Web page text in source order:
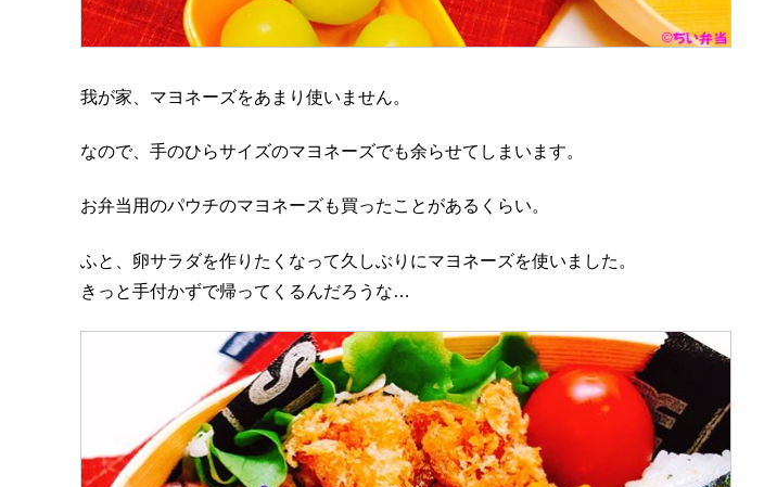
我が家、マヨネーズをあまり使いません。
なので、手のひらサイズのマヨネーズでも余らせてしまいます。
お弁当用のパウチのマヨネーズも買ったことがあるくらい。
ふと、卵サラダを作りたくなって久しぶりにマヨネーズを使いました。
きっと手付かずで帰ってくるんだろうな…